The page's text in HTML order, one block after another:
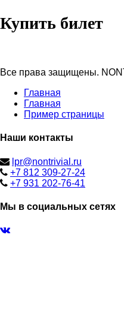
Купить билет
Все права защищены.
Главная
Главная
Пример страницы
Наши контакты
lpr@nontrivial.ru
+7 812 309-27-24
+7 931 202-76-41
Мы в социальных сетях